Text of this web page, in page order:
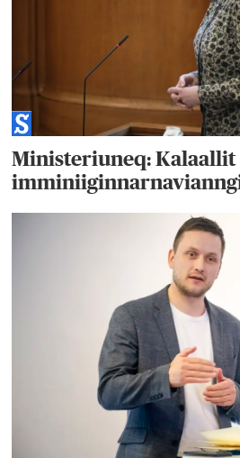
Ministeriuneq: Kalaallit